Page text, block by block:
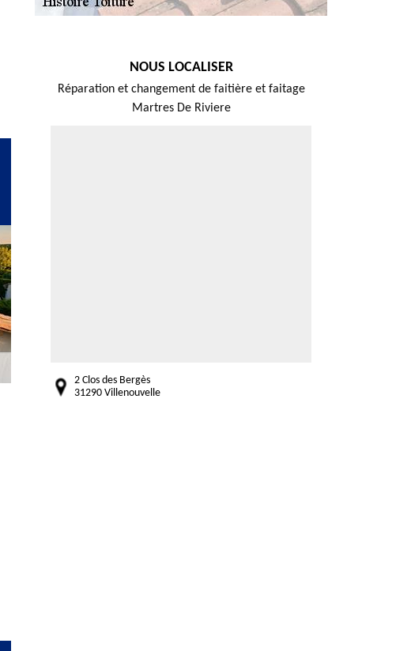
NOUS LOCALISER
Réparation et changement de faitière et faitage
Martres De Riviere
2 Clos des Bergès
31290 Villenouvelle